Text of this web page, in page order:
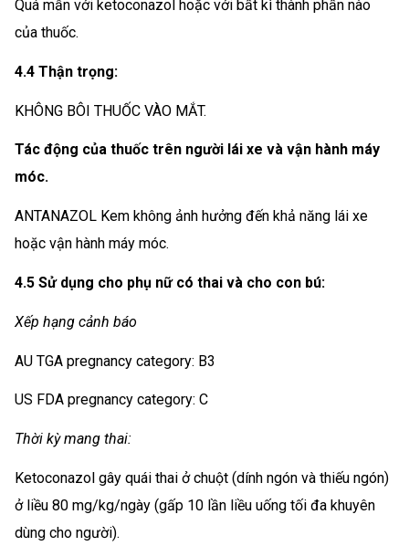
Quá mẫn với ketoconazol hoặc với bất kì thành phần nào
của thuốc.
4.4 Thận trọng:
KHÔNG BÔI THUỐC VÀO MẮT.
Tác động của thuốc trên người lái xe và vận hành máy
móc.
ANTANAZOL Kem không ảnh hưởng đến khả năng lái xe
hoặc vận hành máy móc.
4.5 Sử dụng cho phụ nữ có thai và cho con bú:
Xếp hạng cảnh báo
AU TGA pregnancy category: B3
US FDA pregnancy category: C
Thời kỳ mang thai:
Ketoconazol gây quái thai ở chuột (dính ngón và thiếu ngón)
ở liều 80 mg/kg/ngày (gấp 10 lần liều uống tối đa khuyên
dùng cho người).